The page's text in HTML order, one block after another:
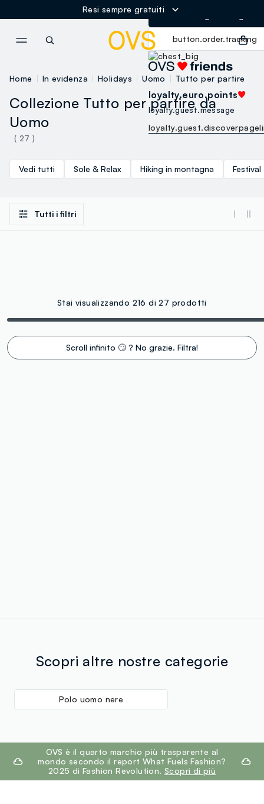
Resi sempre gratuiti
NAVIGATION.ARIA.GOTOMAINCONTENT
button.loginandregister
button.order.tracking
loyalty.euro.points
loyalty.guest.message
Home In evidenza Holidays Uomo Tutto per partire
Collezione Tutto per partire da
Uomo
( 27 )
Vedi tutti Sole & Relax Hiking in montagna Festival
Tutti i filtri
Stai visualizzando 216 di 27 prodotti
Scroll infinito 🙄 ? No grazie. Filtra!
Scopri altre nostre categorie
Polo uomo nere
footer.ariatitleOVS è il quarto marchio più trasparente al
mondo secondo il report What Fuels Fashion?
2025 di Fashion Revolution. Scopri di più